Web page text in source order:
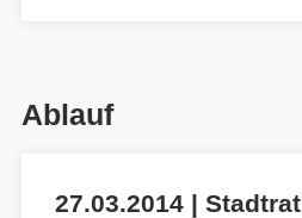
Ablauf
27.03.2014 | Stadtrat